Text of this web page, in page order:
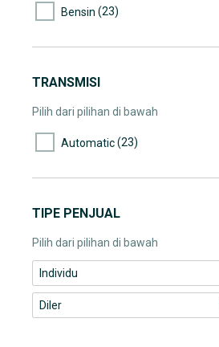
Bensin (23)
TRANSMISI
Pilih dari pilihan di bawah
Automatic(23)
TIPE PENJUAL
Pilih dari pilihan di bawah
Individu
Diler